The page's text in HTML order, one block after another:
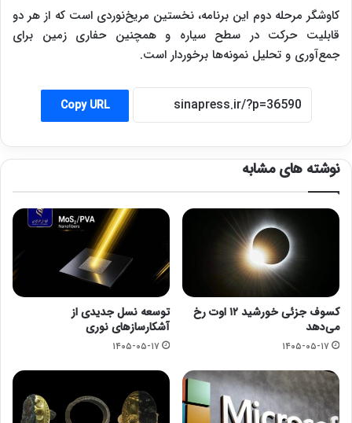
کاوشگر مرحله دوم این برنامه، نخستین مریخ‌نوردی است که از هر دو
قابلیت حرکت در سطح سیاره و همچنین حفاری زمین برای
جمع‌آوری و تحلیل نمونه‌ها برخوردار است.
Copy URL
نوشته های مشابه
کسوف جزئی خورشید ۱۲ اوت رخ
می‌دهد
۱۴۰۵-۰۵-۱۷
توسعه نسل جدیدی از
آشکارسازهای نوری
۱۴۰۵-۰۵-۱۷